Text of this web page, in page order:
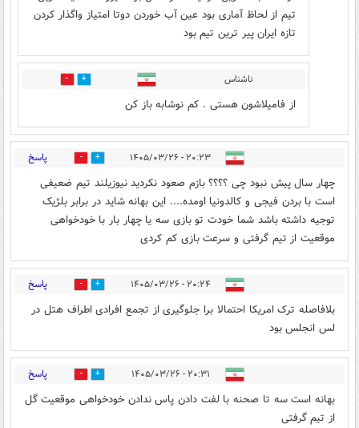
تیم از لحاظ آماری بود عین آب خوردن دوتا امتیاز واگذار کردن
تازه ایران پیر ترین تیم بود
ناشناس 0
از فامیلاشون هستی . کم نوشابه باز کن
۲۰:۲۳ - ۱۴۰۵/۰۳/۲۶ 1 پاسخ
چهار سال پیش نبود چی ؟؟؟؟ بازم صعود نکردید نیوزیلند تیم ضعیفی
است با بردن فیجی و کالدونیا اومده.... این بهانه شاید در برابر بلژیک
توجیه داشته باشد شما خودت تو بازی سه یا چهار بار با خودخواهی
موقعیت از تیم گرفتی و سرعت بازی کم کردی
۲۰:۲۴ - ۱۴۰۵/۰۳/۲۶ 1 پاسخ
بلافاصله ترک امریکا احتمالا برا جلوگیری از تجمع افرادی اطراف هتل در
لس انجلس بود
۲۰:۳۱ - ۱۴۰۵/۰۳/۲۶ 2 پاسخ
بهانه است سه تا صحنه با لفت دادن پاس ندادن خودخواهی موقعیت گل
از تیم گرفتی